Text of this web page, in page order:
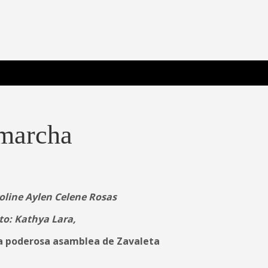
Aylen Celene Rosas
Kathya Lara,
poderosa asamblea de Zavaleta